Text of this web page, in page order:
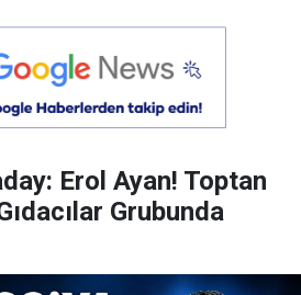
Erol Ayan! Toptan
Grubunda